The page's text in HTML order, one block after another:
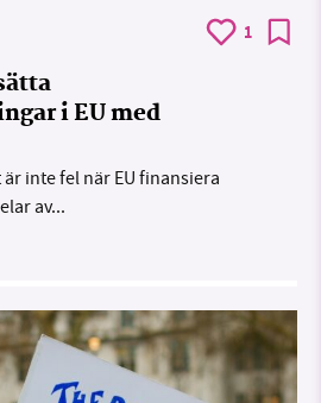
1
i EU med
är inte fel när EU finansiera
av...